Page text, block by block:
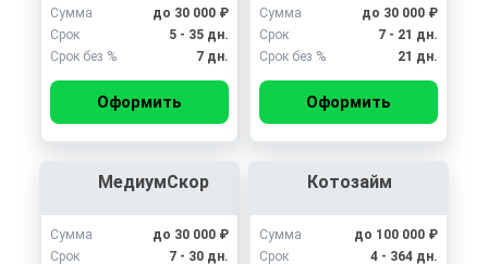
Сумма
до 30 000 ₽
Срок
5 - 35 дн.
Срок без %
7 дн.
Оформить
Сумма
до 30 000 ₽
Срок
7 - 21 дн.
Срок без %
21 дн.
Оформить
МедиумСкор
Сумма
до 30 000 ₽
Срок
7 - 30 дн.
Котозайм
Сумма
до 100 000 ₽
Срок
4 - 364 дн.